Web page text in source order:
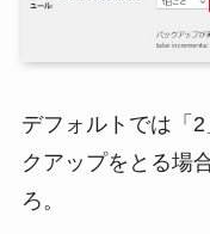
デフォルトでは「
クアップをとる場
ろ。